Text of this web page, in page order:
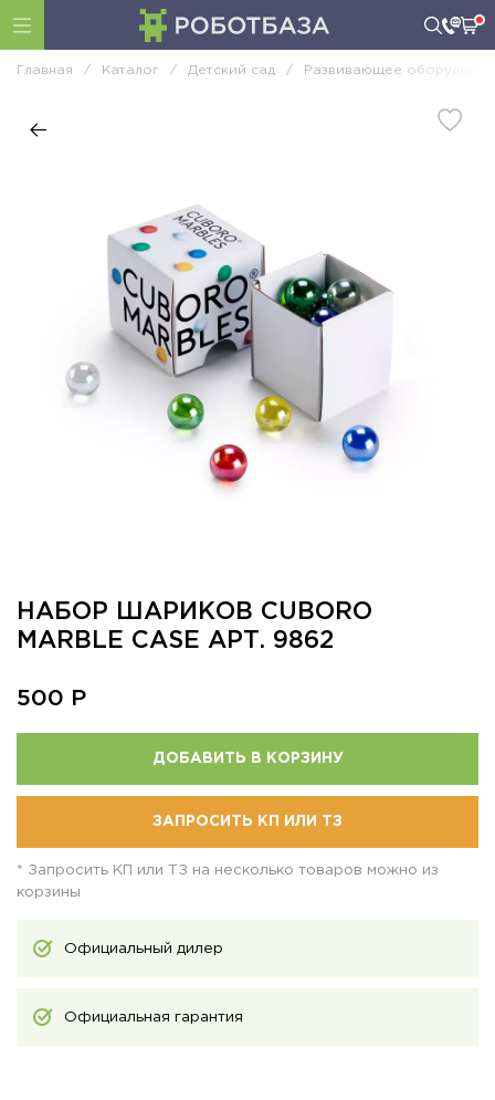
Главная / Каталог / Детский сад / Развивающее
НАБОР ШАРИКОВ CUBORO
MARBLE CASE АРТ. 9862
500 Р
ДОБАВИТЬ В КОРЗИНУ
ЗАПРОСИТЬ КП ИЛИ ТЗ
* Запросить КП или ТЗ на несколько товаров можно из
корзины
Официальный дилер
Официальная гарантия